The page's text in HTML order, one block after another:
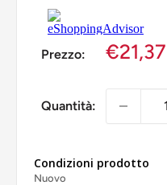
Prezzo:
Quantità:
Condizioni prodotto
Nuovo